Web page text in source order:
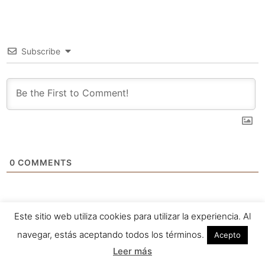
Subscribe
0 COMMENTS
Este sitio web utiliza cookies para utilizar la experiencia. Al
navegar, estás aceptando todos los términos.
Acepto
Leer más